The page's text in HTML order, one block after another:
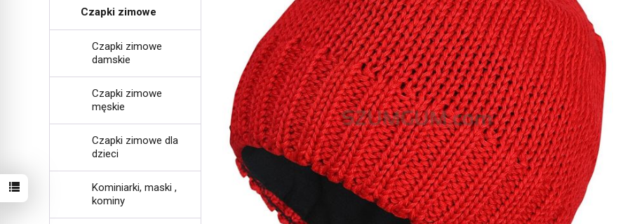
Czapki zimowe
Czapki zimowe
damskie
Czapki zimowe
męskie
Czapki zimowe dla
dzieci
Kominiarki, maski ,
kominy